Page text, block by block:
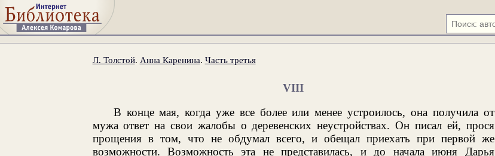
Л. Толстой. Анна Каренина. Часть третья
VIII
В конце мая, когда уже все более или менее устроилось, она получила от
мужа ответ на свои жалобы о деревенских неустройствах. Он писал ей, прося
прощения в том, что не обдумал всего, и обещал приехать при первой же
возможности. Возможность эта не представилась, и до начала июня Дарья